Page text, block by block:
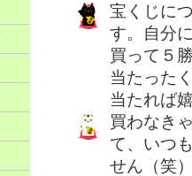
宝くじに
す。自分
買って５
当たった
当たれば
買わなき
て、いつ
せん（笑